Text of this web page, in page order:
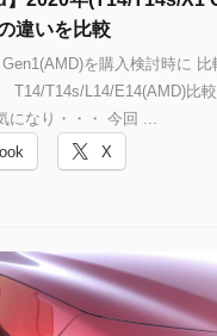
違いを比較
を購入検討時に
T14/T14s/L14/E14(AMD)比
になり・・・ 今回 ...
X